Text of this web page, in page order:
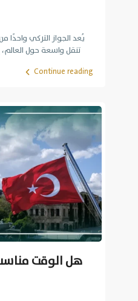
يُعد الجواز التركي واحدًا
تنقل واسعة حول العالم،
Continue reading
هل الوقت